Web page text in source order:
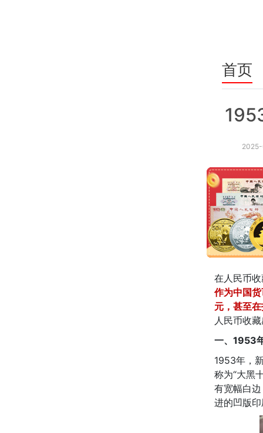
首页
在人民币
作为中国
元，甚至
人民币收
一、1953
1953年，
称为“大黑
有宽幅白
进的凹版